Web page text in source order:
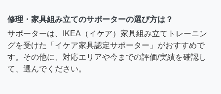
修理・家具組み立てのサポーターの選び方は？
サポーターは、IKEA（イケア）家具組み立てトレーニン
グを受けた「イケア家具認定サポーター」がおすすめで
す。その他に、対応エリアや今までの評価/実績を確認し
て、選んでください。